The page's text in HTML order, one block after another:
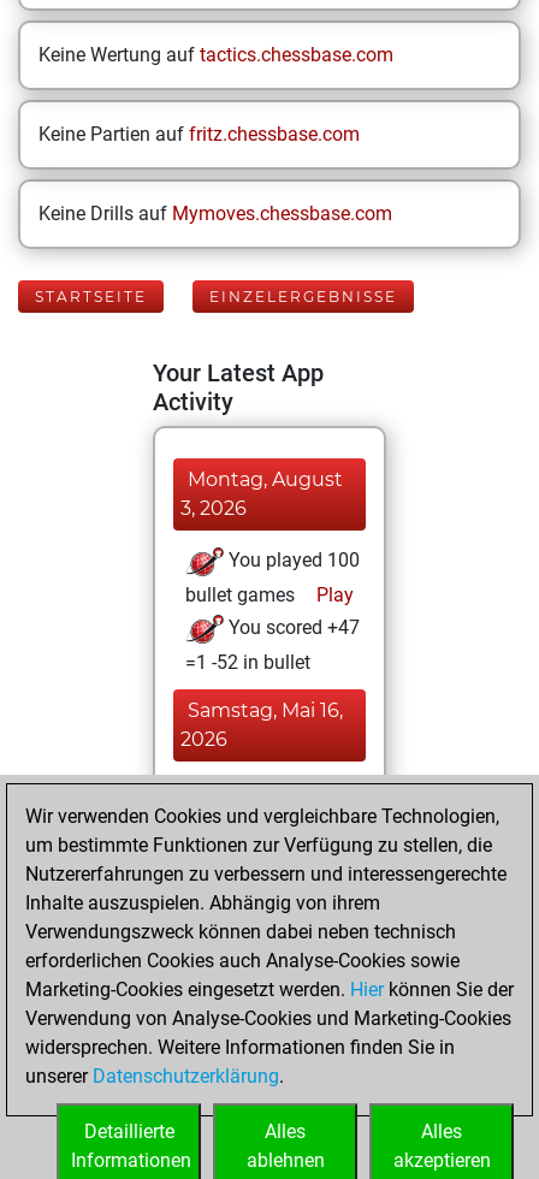
Keine Wertung auf tactics.chessbase.com
Keine Partien auf fritz.chessbase.com
Keine Drills auf Mymoves.chessbase.com
STARTSEITE EINZELERGEBNISSE
Your Latest App
Activity
Montag, August
3, 2026
You played 100
bullet games
Play
You scored +47
=1 -52 in bullet
Samstag, Mai 16,
2026
You played 75
blitz games
Play
You scored +40
=4 -31 in blitz
Freitag, Juli 4,
2003
You played 1
slow games
Play
You scored +0
=0 -1 in slow games
Wir verwenden Cookies und vergleichbare Technologien,
um bestimmte Funktionen zur Verfügung zu stellen, die
Nutzererfahrungen zu verbessern und interessengerechte
Inhalte auszuspielen. Abhängig von ihrem
Verwendungszweck können dabei neben technisch
erforderlichen Cookies auch Analyse-Cookies sowie
Marketing-Cookies eingesetzt werden. Hierkönnen Sie der
Verwendung von Analyse-Cookies und Marketing-Cookies
widersprechen. Weitere Informationen finden Sie in
unserer Datenschutzerklärung.
Alles
akzeptieren
Alles
ablehnen
Detaillierte
Informationen